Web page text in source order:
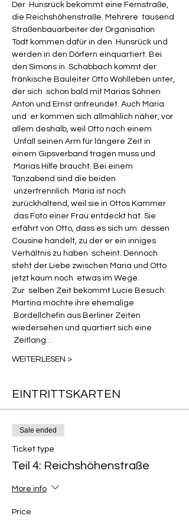
Der  Hunsrück bekommt eine Fernstraße,
die Reichshöhenstraße. Mehrere  tausend
Straßenbauarbeiter der Organisation
Todt kommen dafür in den  Hunsrück und
werden in den Dörfern einquartiert. Bei
den Simons in  Schabbach kommt der
fränkische Bauleiter Otto Wohlleben unter,
der sich  schon bald mit Marias Söhnen
Anton und Ernst anfreundet. Auch Maria
und  er kommen sich allmählich näher, vor
allem deshalb, weil Otto nach einem
Unfall seinen Arm für längere Zeit in
einem Gipsverband tragen muss und
Marias Hilfe braucht. Bei einem
Tanzabend sind die beiden
unzertrennlich. Maria ist noch
zurückhaltend, weil sie in Ottos Kammer
das Foto einer Frau entdeckt hat. Sie
erfährt von Otto, dass es sich um  dessen
Cousine handelt, zu der er ein inniges
Verhältnis zu haben  scheint. Dennoch
steht der Liebe zwischen Maria und Otto
jetzt kaum noch  etwas im Wege.
Zur  selben Zeit bekommt Lucie Besuch:
Martina möchte ihre ehemalige
Bordellchefin aus Berliner Zeiten
wiedersehen und quartiert sich eine
Zeitlang…
WEITERLESEN >
EINTRITTSKARTEN
Sale ended
Ticket type
Teil 4: Reichshöhenstraße
More info
Price